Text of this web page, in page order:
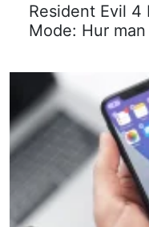
Resident Evil 4
Mode: Hur